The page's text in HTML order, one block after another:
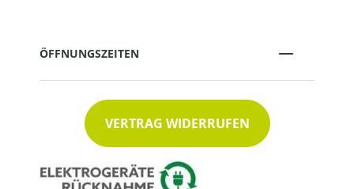
ÖFFNUNGSZEITEN
VERTRAG WIDERRUFEN